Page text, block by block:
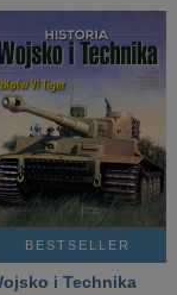
BESTSELLER
i Technika